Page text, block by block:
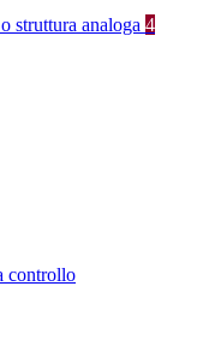
struttura analoga 4
controllo